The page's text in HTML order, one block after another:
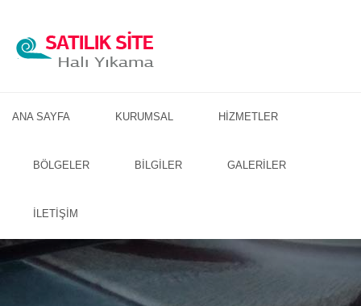
ANA SAYFA KURUMSAL HİZMETLER
BÖLGELER BİLGİLER GALERİLER
İLETİŞİM